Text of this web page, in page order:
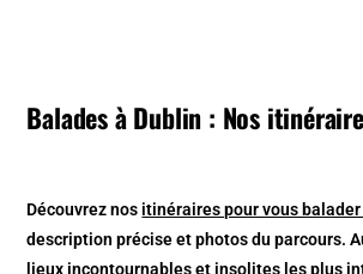
Balades à Dublin : Nos
Découvrez nos itinéraires pour vous balader
description précise et photos du parcours.
lieux incontournables et insolites les plus